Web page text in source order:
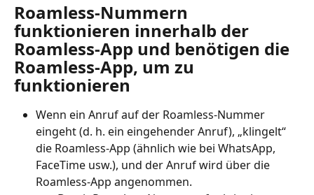
Roamless-Nummern
funktionieren innerhalb der
Roamless-App und benötigen die
Roamless-App, um zu
funktionieren
Wenn ein Anruf auf der Roamless-Nummer
eingeht (d. h. ein eingehender Anruf), „klingelt“
die Roamless-App (ähnlich wie bei WhatsApp,
FaceTime usw.), und der Anruf wird über die
Roamless-App angenommen.